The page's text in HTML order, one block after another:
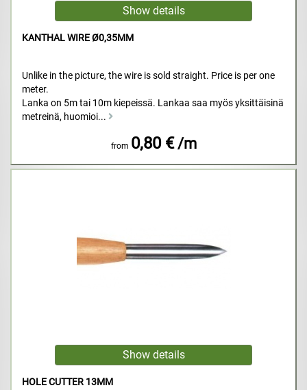
KANTHAL WIRE Ø0,35MM
Unlike in the picture, the wire is sold straight. Price is per one
meter.
Lanka on 5m tai 10m kiepeissä. Lankaa saa myös yksittäisinä
metreinä, huomioi...
from 0,80 € /m
HOLE CUTTER 13MM